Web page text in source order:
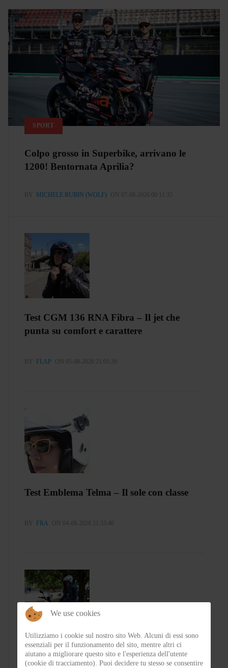
SPORT
Colpo grosso in Superbike, arrivano le
1200! Bentornata Aprilia?
BY MICHELE RUBIN (WOLF) ON 07-08-2026 00:11:35
Test CGM 136 RNA Fibra – Il jet che
punta su comfort e carattere
BY FLAP ON 05-08-2026 21:05:26
Test Emblema Telma – Il sole con classe
BY FRA ON 04-08-2026 21:53:46
Test Silence S02 – Stile silenzioso
We use cookies
Utilizziamo i cookie sul nostro sito Web. Alcuni di essi sono
essenziali per il funzionamento del sito, mentre altri ci
aiutano a migliorare questo sito e l'esperienza dell'utente
(cookie di tracciamento). Puoi decidere tu stesso se consentire